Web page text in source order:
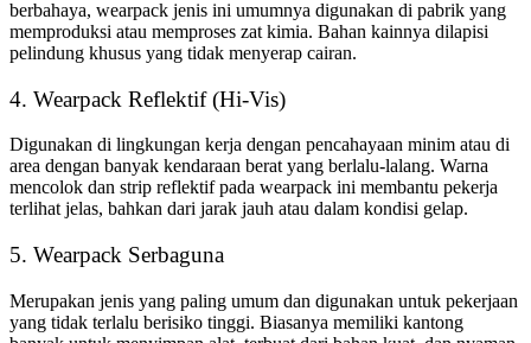
berbahaya, wearpack jenis ini umumnya digunakan di pabrik yang
memproduksi atau memproses zat kimia. Bahan kainnya dilapisi
pelindung khusus yang tidak menyerap cairan.
4. Wearpack Reflektif (Hi-Vis)
Digunakan di lingkungan kerja dengan pencahayaan minim atau di
area dengan banyak kendaraan berat yang berlalu-lalang. Warna
mencolok dan strip reflektif pada wearpack ini membantu pekerja
terlihat jelas, bahkan dari jarak jauh atau dalam kondisi gelap.
5. Wearpack Serbaguna
Merupakan jenis yang paling umum dan digunakan untuk pekerjaan
yang tidak terlalu berisiko tinggi. Biasanya memiliki kantong